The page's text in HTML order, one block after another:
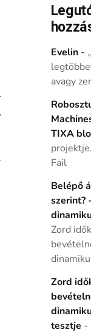
Evelin-
avagy
TIXA
Fail
Belépő
szerint?
Zord
Zord
tesztje -